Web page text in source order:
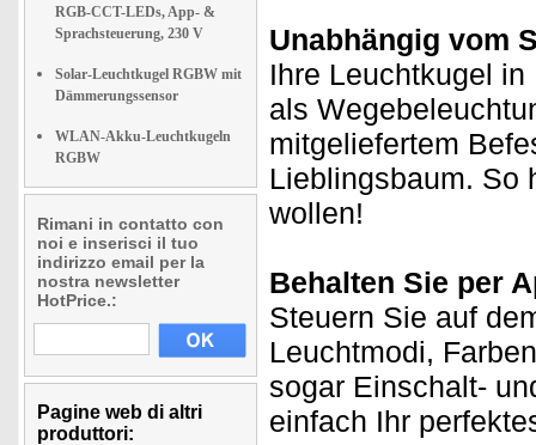
RGB-CCT-LEDs, App- &
Sprachsteuerung, 230 V
Solar-Leuchtkugel RGBW mit
Dämmerungssensor
WLAN-Akku-Leuchtkugeln
RGBW
Rimani in contatto con
noi e inserisci il tuo
indirizzo email per la
nostra newsletter
HotPrice.:
Pagine web di altri
produttori:
Unabhängig vom
Ihre Leuchtkugel in
als
mitgeliefertem
Lieblingsbaum. So
wollen!
Behalten Sie per
Steuern Sie auf
Leuchtmodi,
sogar Einschalt-
einfach Ihr